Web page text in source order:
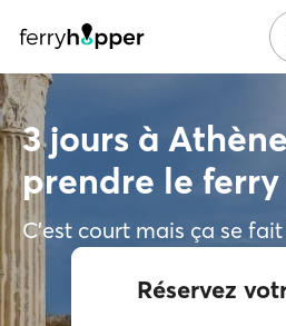
3 jours à
prendre le ferry
C'est court mais ça se fait
Réservez